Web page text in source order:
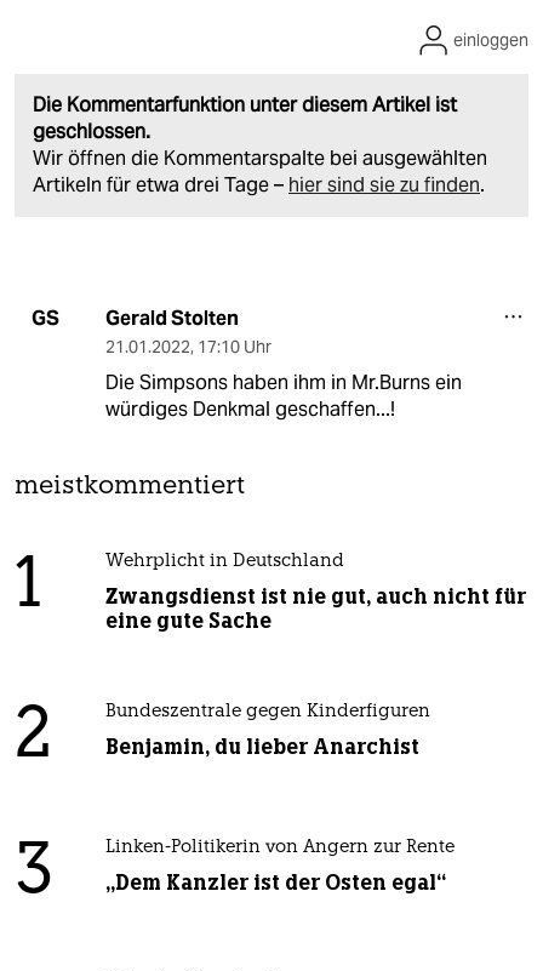
Die Kommentarfunktion unter diesem Artikel ist
geschlossen.
Wir öffnen die Kommentarspalte bei ausgewählten
Artikeln für etwa drei Tage – hier sind sie zu finden.
einloggen
GS Gerald Stolten
21.01.2022, 17:10 Uhr
Die Simpsons haben ihm in Mr.Burns ein
würdiges Denkmal geschaffen...!
meistkommentiert
1 Wehrplicht in Deutschland
Zwangsdienst ist nie gut, auch nicht für
eine gute Sache
2 Bundeszentrale gegen Kinderfiguren
Benjamin, du lieber Anarchist
3 Linken-Politikerin von Angern zur Rente
„Dem Kanzler ist der Osten egal“